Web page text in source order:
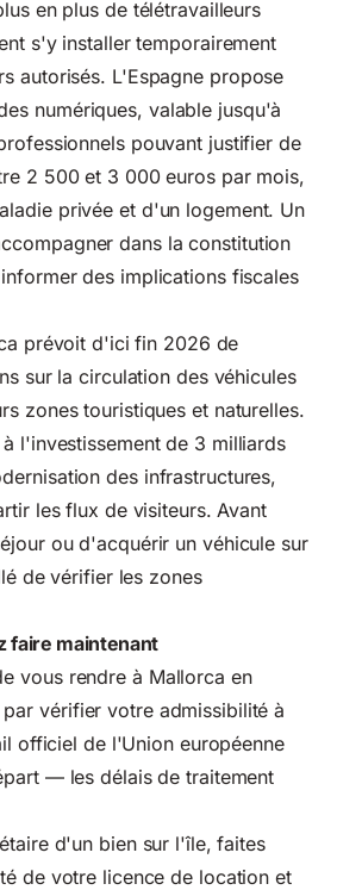
en plus de télétravailleurs
s'y installer temporairement
autorisés. L'Espagne propose
numériques, valable jusqu'à
pouvant justifier de
2 500 et 3 000 euros par mois,
privée et d'un logement. Un
dans la constitution
des implications fiscales
prévoit d'ici fin 2026 de
sur la circulation des véhicules
zones touristiques et naturelles.
l'investissement de 3 milliards
des infrastructures,
les flux de visiteurs. Avant
ou d'acquérir un véhicule sur
de vérifier les zones
faire maintenant
vous rendre à Mallorca en
vérifier votre admissibilité à
officiel de l'Union européenne
— les délais de traitement
d'un bien sur l'île, faites
de votre licence de location et